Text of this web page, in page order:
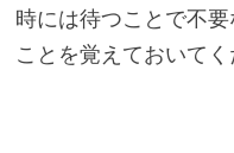
時には待つことで不
ことを覚えておいてく